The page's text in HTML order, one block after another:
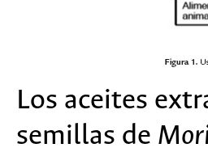
Los aceites
semillas de